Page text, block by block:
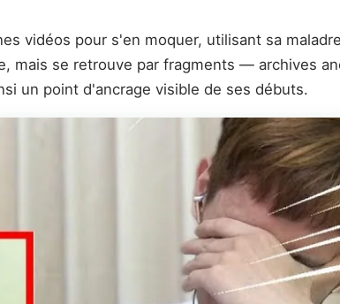
vidéos pour s'en moquer, utilisant sa
mais se retrouve par fragments — archives
un point d'ancrage visible de ses débuts.